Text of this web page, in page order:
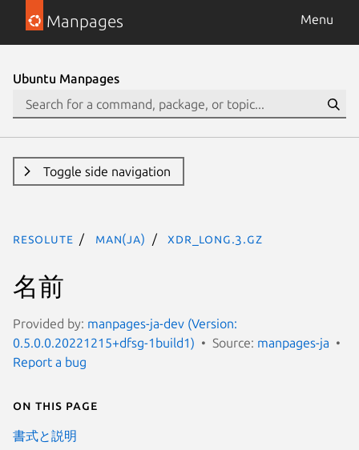
Manpages Menu
Ubuntu Manpages
Toggle side navigation
resolute man(ja) xdr_long.3.gz
名前
Provided by: manpages-ja-dev (Version:
0.5.0.0.20221215+dfsg-1build1)
Source: manpages-ja
Report a bug
On this page
書式と説明